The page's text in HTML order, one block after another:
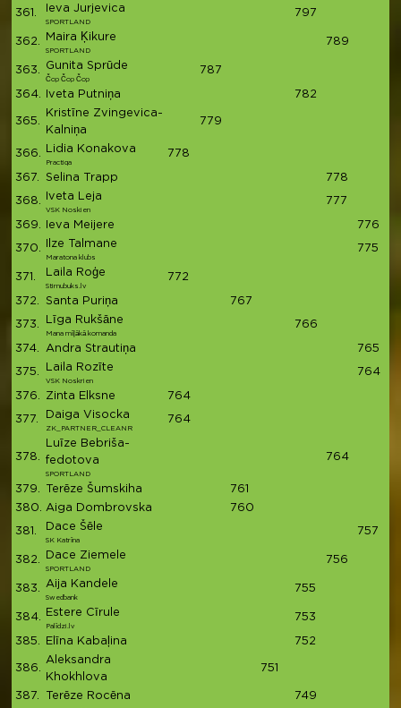
361. Ieva Jurjevica
SPORTLAND
797
362. Maira Ķikure
SPORTLAND
789
363. Gunita Sprūde
Čop Čop Čop
787
364. Iveta Putniņa 782
365.
Kristīne Zvingevica-
Kalniņa
779
366. Lidia Konakova
Practiqa
778
367. Selina Trapp 778
368. Iveta Leja
VSK Noskien
777
369. Ieva Meijere 776
370. Ilze Talmane
Maratona klubs
775
371. Laila Roģe
Stirnubuks.lv
772
372. Santa Puriņa 767
373. Līga Rukšāne
Mana mīļākā komanda
766
374. Andra Strautiņa 765
375. Laila Rozīte
VSK Noskrien
764
376. Zinta Elksne 764
377. Daiga Visocka
ZK_PARTNER_CLEANR
764
378.
Luīze Bebriša-
fedotova
SPORTLAND
764
379. Terēze Šumskiha 761
380.
Aiga Dombrovska 760
381. Dace Šēle
SK Katrīna
757
382. Dace Ziemele
SPORTLAND
756
383. Aija Kandele
Swedbank
755
384. Estere Cīrule
Palīdzi.lv
753
385. Elīna Kabaļina 752
386.
Aleksandra
Khokhlova
751
387. Terēze Rocēna 749